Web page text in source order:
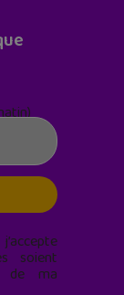
soient
de ma